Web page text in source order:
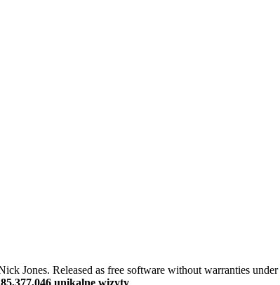
Jones. Released as free software without warranties under
85,377,046 unikalne wizyty